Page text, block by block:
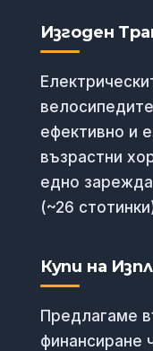
Изгоден
ефективно и
възрастни
едно
(~26
Купи на
Предлагаме
финансиране